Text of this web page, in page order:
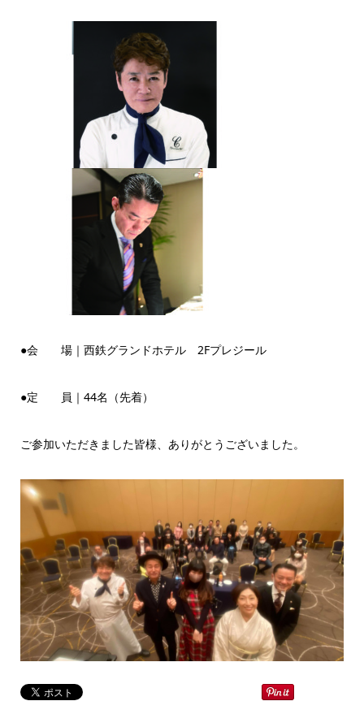
●会 場｜西鉄グランドホテル 2Fプレジール
●定 員｜44名（先着）
ご参加いただきました皆様、ありがとうございました。